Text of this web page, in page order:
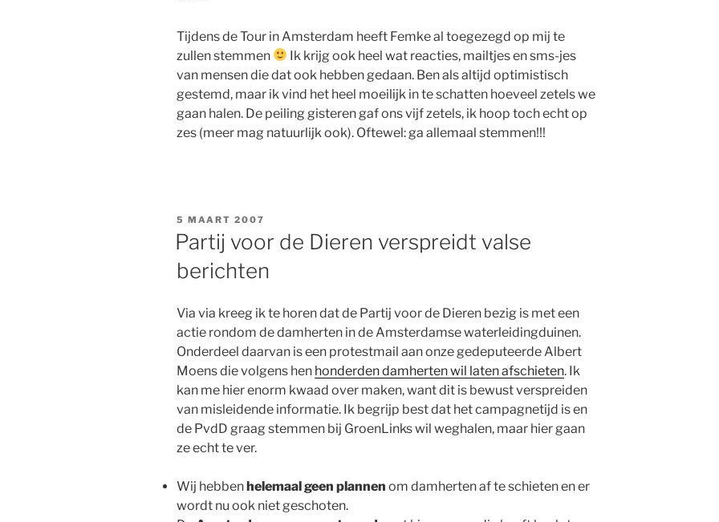
Tijdens de Tour in Amsterdam heeft Femke al toegezegd op mij te
zullen stemmen
Ik krijg ook heel wat reacties, mailtjes en sms-jes
van mensen die dat ook hebben gedaan. Ben als altijd optimistisch
gestemd, maar ik vind het heel moeilijk in te schatten hoeveel zetels we
gaan halen. De peiling gisteren gaf ons vijf zetels, ik hoop toch echt op
zes (meer mag natuurlijk ook). Oftewel: ga allemaal stemmen!!!
GEPLAATST
OP
5 MAART 2007
Partij voor de Dieren verspreidt valse
berichten
Via via kreeg ik te horen dat de Partij voor de Dieren bezig is met een
actie rondom de damherten in de Amsterdamse waterleidingduinen.
Onderdeel daarvan is een protestmail aan onze gedeputeerde Albert
Moens die volgens hen honderden damherten wil laten afschieten. Ik
kan me hier enorm kwaad over maken, want dit is bewust verspreiden
van misleidende informatie. Ik begrijp best dat het campagnetijd is en
de PvdD graag stemmen bij GroenLinks wil weghalen, maar hier gaan
ze echt te ver.
Wij hebbenhelemaal geen plannen om damherten af te schieten en er
wordt nu ook niet geschoten.